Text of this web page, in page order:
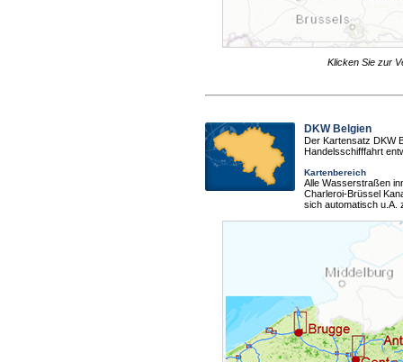
Klicken Sie zur
DKW Belgien
Der Kartensatz DKW
Handelsschifffahrt
Kartenbereich
Alle Wasserstraßen
Charleroi-Brüssel
sich automatisch u.A.